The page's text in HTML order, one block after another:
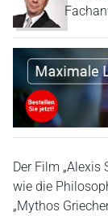
Der Film
wie die
„Mythos